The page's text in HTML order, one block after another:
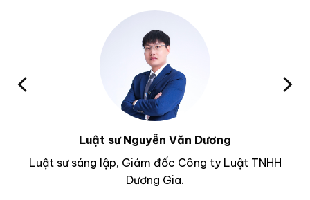
Luật sư Nguyễn Văn Dương
Luật sư sáng lập, Giám đốc Công ty Luật TNHH
Dương Gia.